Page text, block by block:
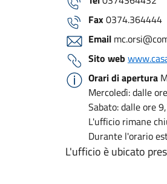
Fax0374.364444
Email
Sito web
Orari di apertura
Mercoledì: dalle
Sabato: dalle ore
L'ufficio rimane
Durante l'orario
L'ufficio è ubicato